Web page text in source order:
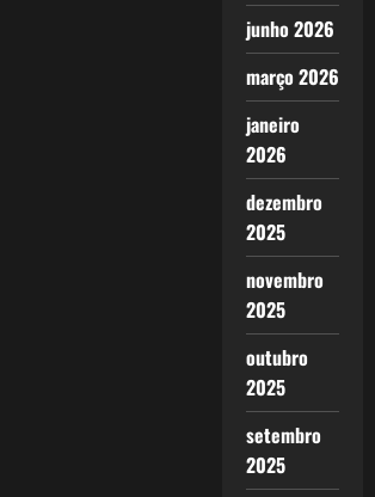
junho 2026
março 2026
janeiro
2026
dezembro
2025
novembro
2025
outubro
2025
setembro
2025